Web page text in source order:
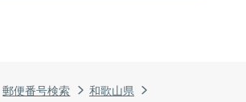
郵便番号検索
和歌山県